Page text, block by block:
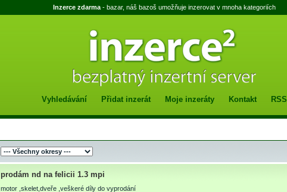
Inzerce zdarma - bazar, náš bazoš umožňuje inzerovat v mnoha kategoriích
Vyhledávání Přidat inzerát Moje inzeráty Kontakt RSS
prodám nd na felicii 1.3 mpi
motor ,skelet,dveře ,veškeré díly do vyprodání